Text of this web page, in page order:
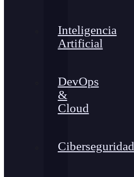
Inteligencia
Artificial
DevOps
&
Cloud
Ciberseguridad